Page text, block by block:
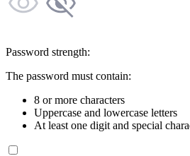
Password strength:
The password must contain:
8 or more characters
Uppercase and lowercase letters
At least one digit and special